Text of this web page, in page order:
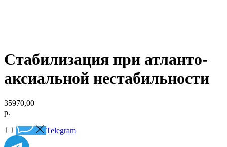
Стабилизация при атланто-
аксиальной нестабильности
35970,00
р.
Telegram